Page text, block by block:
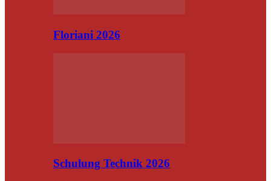
Floriani 2026
Schulung Technik 2026